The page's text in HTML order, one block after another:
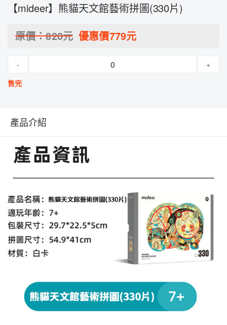
【mideer】熊貓天文館藝術拼圖(330片)
原價：820元 優惠價779元
-
+
售完
產品介紹